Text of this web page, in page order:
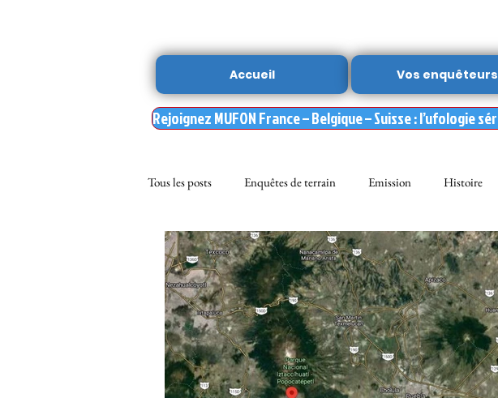
Accueil Vos enquêteurs
Rejoignez MUFON France – Belgique – Suisse :
Tous les posts Enquêtes de terrain Emission Histoire
sciences NOUVELLE DU MUFON Dossier spécial
Nasa enqueteur MUFON Observation
journal d'un enquêteur Magazine CONTACTS Appel